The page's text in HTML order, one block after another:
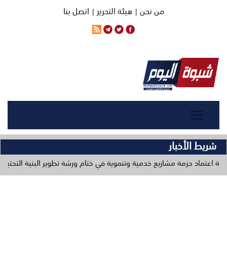
من نحن |هيئة التحرير | اتصل بنا
شريط الأخبار
خدمية وتنموية في ختام ورشة تطوير البنية التحتية